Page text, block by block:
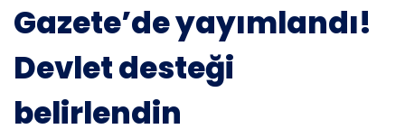
Gazete’de yayımlandı!
Devlet desteği
belirlendin